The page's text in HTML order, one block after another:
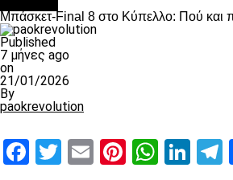
Μπάσκετ-Final 8 στο Κύπελλο: Πού και
Published
7 μήνες ago
on
21/01/2026
By
paokrevolution
Facebook
Twitter
EmailPinterest